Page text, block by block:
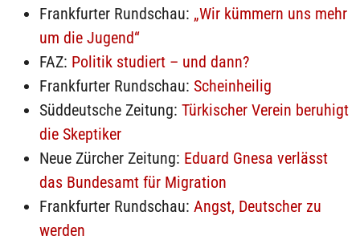
Frankfurter Rundschau: „Wir kümmern uns mehr
um die Jugend“
FAZ: Politik studiert – und dann?
Frankfurter Rundschau: Scheinheilig
Süddeutsche Zeitung: Türkischer Verein beruhigt
die Skeptiker
Neue Zürcher Zeitung: Eduard Gnesa verlässt
das Bundesamt für Migration
Frankfurter Rundschau: Angst, Deutscher zu
werden